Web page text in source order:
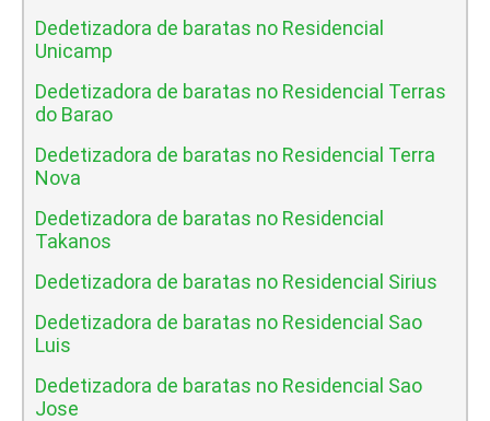
Dedetizadora de baratas no Residencial
Unicamp
Dedetizadora de baratas no Residencial Terras
do Barao
Dedetizadora de baratas no Residencial Terra
Nova
Dedetizadora de baratas no Residencial
Takanos
Dedetizadora de baratas no Residencial Sirius
Dedetizadora de baratas no Residencial Sao
Luis
Dedetizadora de baratas no Residencial Sao
Jose